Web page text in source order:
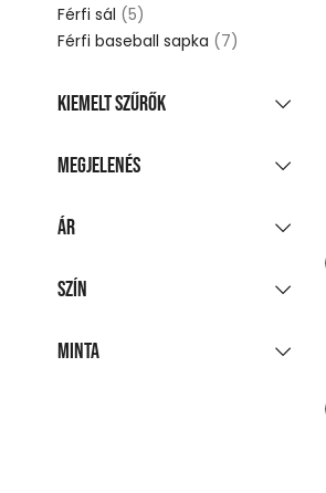
Férfi sál (5)
Férfi baseball sapka (7)
Kiemelt szűrők
Megjelenés
Ár
Szín
fekete
Minta